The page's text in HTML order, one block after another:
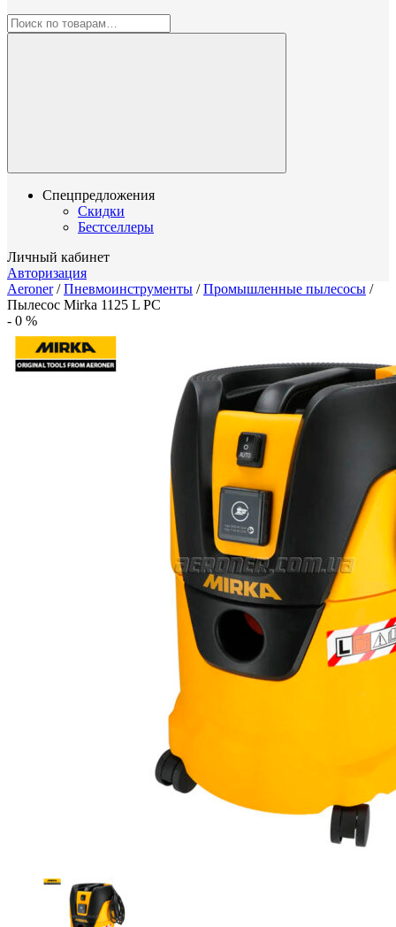
Спецпредложения
Скидки
Бестселлеры
Личный кабинет
Авторизация
Aeroner/Пневмоинструменты /Промышленные пылесосы /
Пылесос Mirka 1125 L PC
- 0 %